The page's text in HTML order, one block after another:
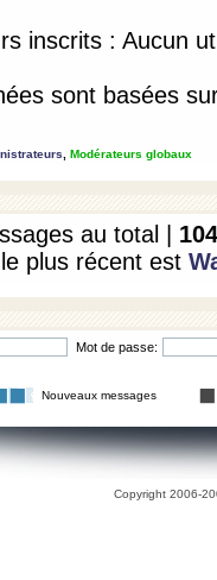
inscrits : Aucun
sont basées
Modérateurs globaux
au total | 104
plus récent est
Mot de passe:
Nouveaux messages
Copyright 2006-